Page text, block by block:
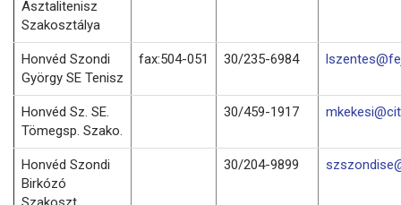
Asztalitenisz
Szakosztálya
Honvéd Szondi
György SE Tenisz
fax:504-051 30/235-6984
Honvéd Sz. SE.
Tömegsp. Szako.
30/459-1917
Honvéd Szondi
Birkózó
30/204-9899